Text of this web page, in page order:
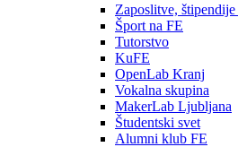
Zaposlitve,
Šport na FE
Tutorstvo
KuFE
OpenLab Kranj
Vokalna skupina
MakerLab Ljubljana
Študentski svet
Alumni klub FE